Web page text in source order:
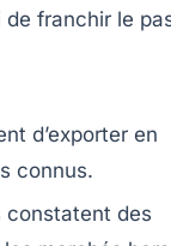
franchir le
d’exporter en
connus.
constatent des